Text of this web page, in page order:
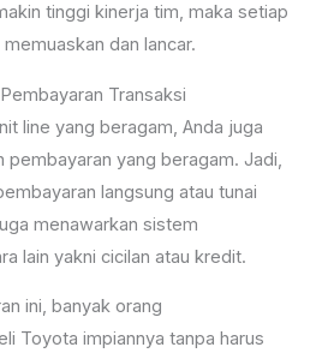
tinggi kinerja tim, maka setiap
dan lancar.
Transaksi
line yang beragam, Anda juga
pembayaran yang beragam. Jadi,
langsung atau tunai
menawarkan sistem
lain yakni cicilan atau kredit.
ini, banyak orang
Toyota impiannya tanpa harus